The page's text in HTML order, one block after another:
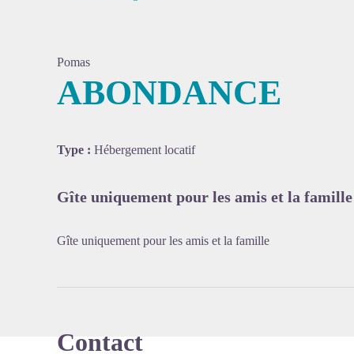
Pomas
ABONDANCE
Type : Hébergement locatif
Gîte uniquement pour les amis et la famille
Gîte uniquement pour les amis et la famille
Contact